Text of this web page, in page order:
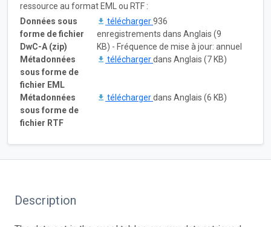
ressource au format EML ou RTF :
Données sous
forme de fichier
DwC-A (zip)
télécharger936
enregistrements dans Anglais (9
KB) - Fréquence de mise à jour: annuel
Métadonnées
sous forme de
fichier EML
téléchargerdans Anglais (7 KB)
Métadonnées
sous forme de
fichier RTF
téléchargerdans Anglais (6 KB)
Description